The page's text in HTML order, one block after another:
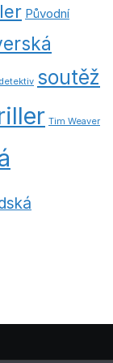
Původní
soutěž
Tim Weaver